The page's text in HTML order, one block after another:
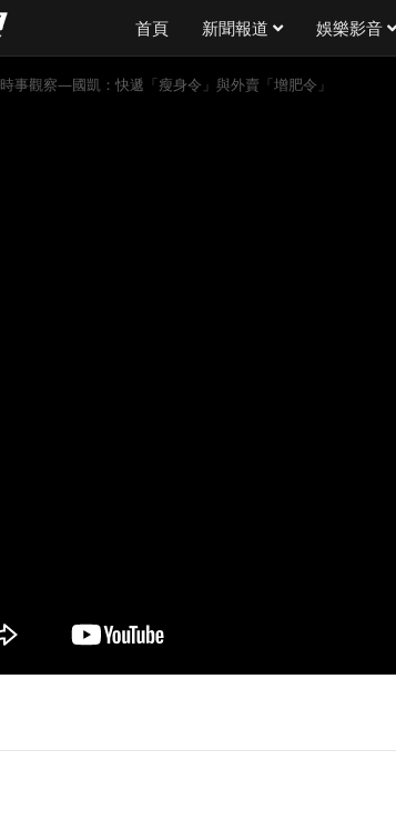
首頁 新聞報道 娛樂影音
時事觀察—國凱：快遞「瘦身令」與外賣「增肥令」